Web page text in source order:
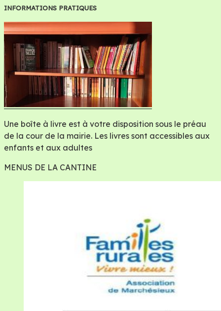
INFORMATIONS PRATIQUES
Une boîte à livre est à votre disposition sous le préau
de la cour de la mairie. Les livres sont accessibles aux
enfants et aux adultes
MENUS DE LA CANTINE